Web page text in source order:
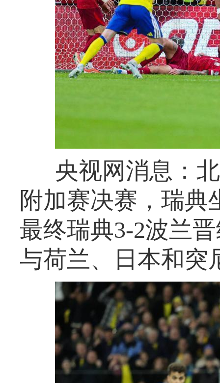
央视网消息：
附加赛决赛，瑞典
最终瑞典3-2波兰
与荷兰、日本和突